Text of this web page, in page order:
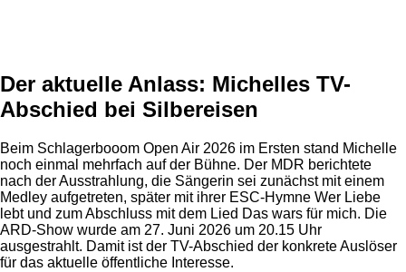
Der aktuelle Anlass: Michelles TV-
Abschied bei Silbereisen
Beim Schlagerbooom Open Air 2026 im Ersten stand Michelle
noch einmal mehrfach auf der Bühne. Der MDR berichtete
nach der Ausstrahlung, die Sängerin sei zunächst mit einem
Medley aufgetreten, später mit ihrer ESC-Hymne Wer Liebe
lebt und zum Abschluss mit dem Lied Das wars für mich. Die
ARD-Show wurde am 27. Juni 2026 um 20.15 Uhr
ausgestrahlt. Damit ist der TV-Abschied der konkrete Auslöser
für das aktuelle öffentliche Interesse.